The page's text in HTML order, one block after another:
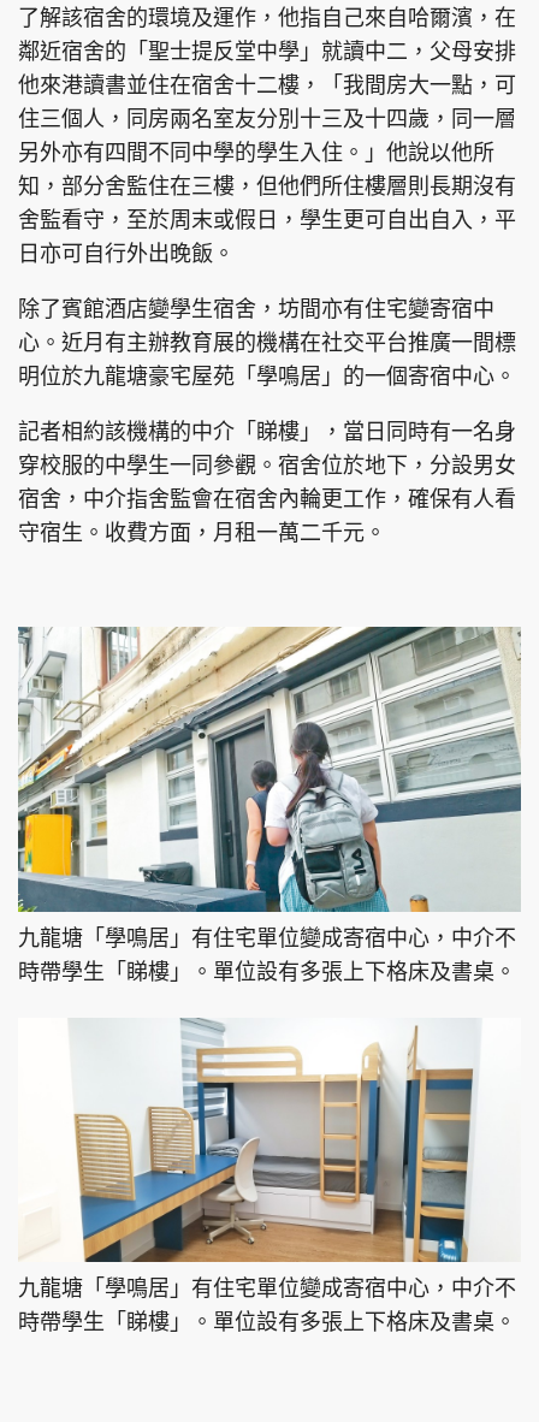
了解該宿舍的環境及運作，他指自己來自哈爾濱，在
鄰近宿舍的「聖士提反堂中學」就讀中二，父母安排
他來港讀書並住在宿舍十二樓，「我間房大一點，可
住三個人，同房兩名室友分別十三及十四歲，同一層
另外亦有四間不同中學的學生入住。」他說以他所
知，部分舍監住在三樓，但他們所住樓層則長期沒有
舍監看守，至於周末或假日，學生更可自出自入，平
日亦可自行外出晚飯。
除了賓館酒店變學生宿舍，坊間亦有住宅變寄宿中
心。近月有主辦教育展的機構在社交平台推廣一間標
明位於九龍塘豪宅屋苑「學鳴居」的一個寄宿中心。
記者相約該機構的中介「睇樓」，當日同時有一名身
穿校服的中學生一同參觀。宿舍位於地下，分設男女
宿舍，中介指舍監會在宿舍內輪更工作，確保有人看
守宿生。收費方面，月租一萬二千元。
九龍塘「學鳴居」有住宅單位變成寄宿中心，中介不
時帶學生「睇樓」。單位設有多張上下格床及書桌。
九龍塘「學鳴居」有住宅單位變成寄宿中心，中介不
時帶學生「睇樓」。單位設有多張上下格床及書桌。